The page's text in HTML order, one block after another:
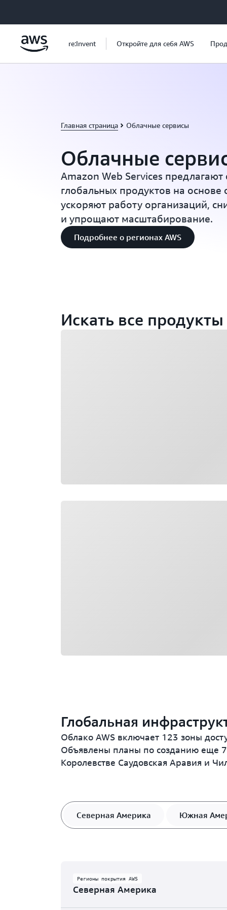
re:Invent Откройте для себя AWS
Главная страница Облачные сервисы
Облачные
Amazon Web Services
глобальных продуктов на основе
ускоряют работу организаций,
и упрощают масштабирование.
Подробнее о регионах AWS
Искать все продукты
Глобальная
Облако AWS включает 123 зоны
Объявлены планы по созданию еще 7
Королевстве Саудовская Аравия и
Северная Америка Южная
Регионы покрытия AWS
Северная Америка